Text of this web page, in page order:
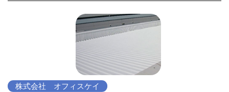
株式会社 オフィスケイ